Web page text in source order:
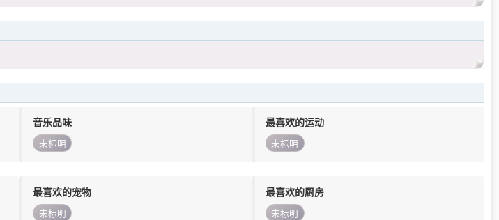
音乐品味
未标明
最喜欢的运动
未标明
最喜欢的宠物
未标明
最喜欢的厨房
未标明